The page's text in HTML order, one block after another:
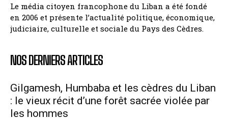
Le média citoyen francophone du Liban a été fondé
en 2006 et présente l’actualité politique, économique,
judiciaire, culturelle et sociale du Pays des Cèdres.
NOS DERNIERS ARTICLES
Gilgamesh, Humbaba et les cèdres du Liban
: le vieux récit d’une forêt sacrée violée par
les hommes